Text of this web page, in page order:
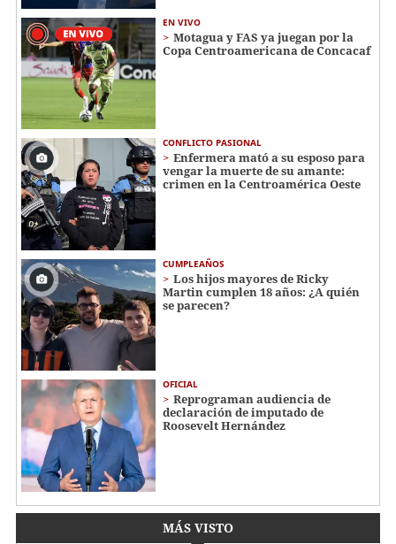
EN VIVO
Motagua y FAS ya juegan por la
Copa Centroamericana de Concacaf
CONFLICTO PASIONAL
Enfermera mató a su esposo para
vengar la muerte de su amante:
crimen en la Centroamérica Oeste
CUMPLEAÑOS
Los hijos mayores de Ricky
Martin cumplen 18 años: ¿A quién
se parecen?
OFICIAL
Reprograman audiencia de
declaración de imputado de
Roosevelt Hernández
MÁS VISTO